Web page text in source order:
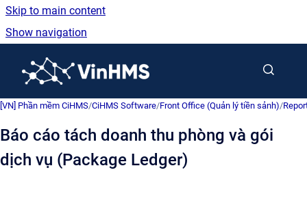
Skip to main content
Show navigation
[VN] Phần mềm CiHMS/CiHMS Software/Front Office (Quản lý tiền sảnh)/
Báo cáo tách doanh thu phòng và gói
dịch vụ (Package Ledger)